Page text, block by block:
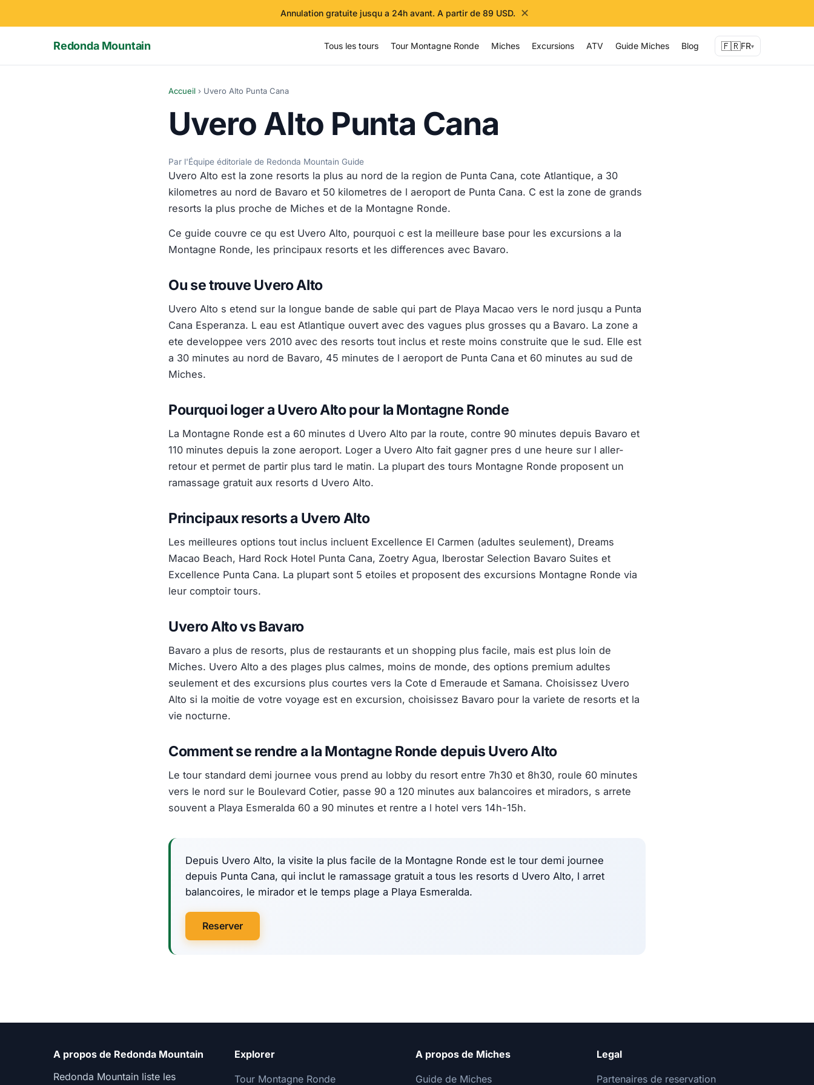
Annulation gratuite jusqu a 24h avant. A partir de 89 USD. ✕
Redonda Mountain Tous les tours Tour Montagne Ronde Miches Excursions ATV Guide Miches Blog 🇫🇷FR▾
Accueil › Uvero Alto Punta Cana
Uvero Alto Punta Cana
Par l'Équipe éditoriale de Redonda Mountain Guide
Uvero Alto est la zone resorts la plus au nord de la region de Punta Cana, cote Atlantique, a 30
kilometres au nord de Bavaro et 50 kilometres de l aeroport de Punta Cana. C est la zone de grands
resorts la plus proche de Miches et de la Montagne Ronde.
Ce guide couvre ce qu est Uvero Alto, pourquoi c est la meilleure base pour les excursions a la
Montagne Ronde, les principaux resorts et les differences avec Bavaro.
Ou se trouve Uvero Alto
Uvero Alto s etend sur la longue bande de sable qui part de Playa Macao vers le nord jusqu a Punta
Cana Esperanza. L eau est Atlantique ouvert avec des vagues plus grosses qu a Bavaro. La zone a
ete developpee vers 2010 avec des resorts tout inclus et reste moins construite que le sud. Elle est
a 30 minutes au nord de Bavaro, 45 minutes de l aeroport de Punta Cana et 60 minutes au sud de
Miches.
Pourquoi loger a Uvero Alto pour la Montagne Ronde
La Montagne Ronde est a 60 minutes d Uvero Alto par la route, contre 90 minutes depuis Bavaro et
110 minutes depuis la zone aeroport. Loger a Uvero Alto fait gagner pres d une heure sur l aller-
retour et permet de partir plus tard le matin. La plupart des tours Montagne Ronde proposent un
ramassage gratuit aux resorts d Uvero Alto.
Principaux resorts a Uvero Alto
Les meilleures options tout inclus incluent Excellence El Carmen (adultes seulement), Dreams
Macao Beach, Hard Rock Hotel Punta Cana, Zoetry Agua, Iberostar Selection Bavaro Suites et
Excellence Punta Cana. La plupart sont 5 etoiles et proposent des excursions Montagne Ronde via
leur comptoir tours.
Uvero Alto vs Bavaro
Bavaro a plus de resorts, plus de restaurants et un shopping plus facile, mais est plus loin de
Miches. Uvero Alto a des plages plus calmes, moins de monde, des options premium adultes
seulement et des excursions plus courtes vers la Cote d Emeraude et Samana. Choisissez Uvero
Alto si la moitie de votre voyage est en excursion, choisissez Bavaro pour la variete de resorts et la
vie nocturne.
Comment se rendre a la Montagne Ronde depuis Uvero Alto
Le tour standard demi journee vous prend au lobby du resort entre 7h30 et 8h30, roule 60 minutes
vers le nord sur le Boulevard Cotier, passe 90 a 120 minutes aux balancoires et miradors, s arrete
souvent a Playa Esmeralda 60 a 90 minutes et rentre a l hotel vers 14h-15h.
Depuis Uvero Alto, la visite la plus facile de la Montagne Ronde est le tour demi journee
depuis Punta Cana, qui inclut le ramassage gratuit a tous les resorts d Uvero Alto, l arret
balancoires, le mirador et le temps plage a Playa Esmeralda.
Reserver
A propos de Redonda Mountain
Redonda Mountain liste les
Explorer
Tour Montagne Ronde
A propos de Miches
Guide de Miches
Legal
Partenaires de reservation